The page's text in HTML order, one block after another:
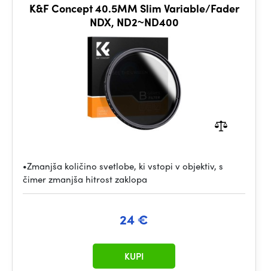
K&F Concept 40.5MM Slim Variable/Fader
NDX, ND2~ND400
•Zmanjša količino svetlobe, ki vstopi v objektiv, s
čimer zmanjša hitrost zaklopa
24 €
KUPI